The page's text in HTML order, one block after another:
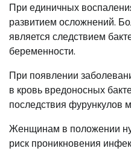
При единичных
развитием осложнений.
является следствием
беременности.
При появлении
в кровь вредоносных
последствия фурункулов
Женщинам в положении
риск проникновения